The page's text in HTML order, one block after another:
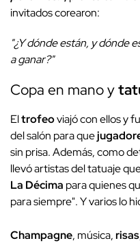
invitados corearon:
"¿Y dónde están, y dónde
a ganar?"
Copa en mano y
Eltrofeoviajó con ellos y
del salón para que
sin prisa. Además, como
llevó artistas del tatuaje
La Décima para quienes
para siempre". Y varios lo
Champagne, música,risas